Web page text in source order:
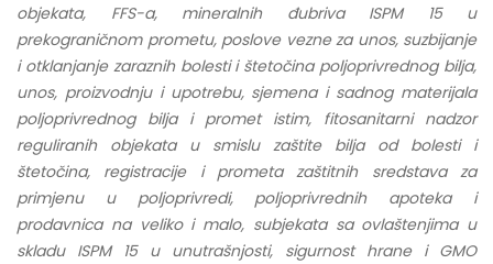
objekata, FFS-a, mineralnih đubriva ISPM 15 u
prekograničnom prometu, poslove vezne za unos, suzbijanje
i otklanjanje zaraznih bolesti i štetočina poljoprivrednog bilja,
unos, proizvodnju i upotrebu, sjemena i sadnog materijala
poljoprivrednog bilja i promet istim, fitosanitarni nadzor
reguliranih objekata u smislu zaštite bilja od bolesti i
štetočina, registracije i prometa zaštitnih sredstava za
primjenu u poljoprivredi, poljoprivrednih apoteka i
prodavnica na veliko i malo, subjekata sa ovlaštenjima u
skladu ISPM 15 u unutrašnjosti, sigurnost hrane i GMO